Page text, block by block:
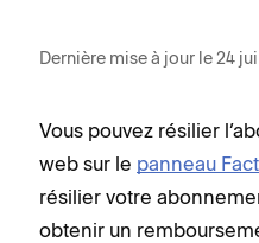
Dernière mise à jour le 24
Vous pouvez résilier
web sur le panneau
résilier votre
obtenir un